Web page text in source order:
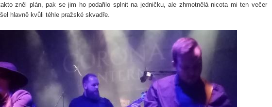
zněl plán, pak se jim ho podařilo splnit na jedničku, ale zhmotnělá nicota mi ten večer
hlavně kvůli téhle pražské skvadře.